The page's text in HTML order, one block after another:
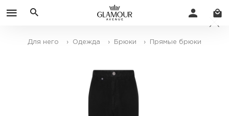
Для него › Одежда › Брюки › Прямые брюки